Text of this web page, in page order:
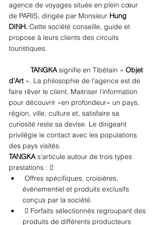
agence de voyages située en plein cœur
de PARIS, dirigée par Monsieur Hung
DINH. Cette société conseille, guide et
propose à leurs clients des circuits
touristiques.
TANGKA signifie en Tibétain « Objet
d’Art ». La philosophie de l’agence est de
faire rêver le client. Maitriser l’information
pour découvrir «en profondeur» un pays,
région, ville, culture et, satisfaire sa
curiosité reste sa devise. Le dirigeant
privilégie le contact avec les populations
des pays visités.
TANGKA s’articule autour de trois types
prestations : 
évènementiel et produits exclusifs
conçus par la société.
produits de différents producteurs